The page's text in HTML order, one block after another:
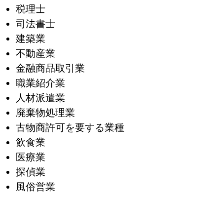
税理士
司法書士
建築業
不動産業
金融商品取引業
職業紹介業
人材派遣業
廃棄物処理業
古物商許可を要する業種
飲食業
医療業
探偵業
風俗営業